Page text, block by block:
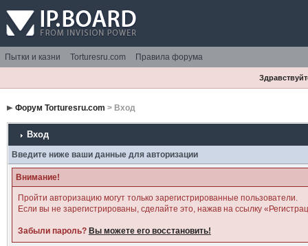
Пытки и казни Torturesru.com Правила форума
Форум Torturesru.com > Вход
Вход
Введите ниже ваши данные для авторизации
Внимание!
Пройти авторизацию могут только зарегистрированные пользователи.
Если вы не зарегистрированы, сделайте это, нажав на ссылку
Забыли пароль? Вы можете его восстановить!